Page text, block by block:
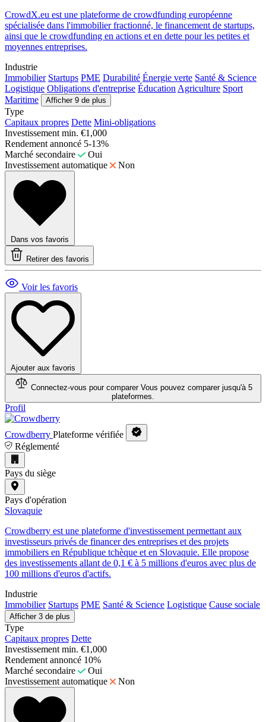
CrowdX.eu est une plateforme de crowdfunding européenne
spécialisée dans l'immobilier fractionné, le financement de startups,
ainsi que le crowdfunding en actions et en dette pour les petites et
moyennes entreprises.
Industrie
Immobilier Startups PME Durabilité Énergie verte Santé & Science
Logistique Obligations d'entreprise Éducation Agriculture Sport
Maritime
Afficher 9 de plus
Type
Capitaux propres Dette Mini-obligations
Investissement min. €1,000
Rendement annoncé 5-13%
Marché secondaire
Oui
Investissement automatique
Non
Dans vos favoris
Retirer des favoris
Voir les favoris
Ajouter aux favoris
Connectez-vous pour comparer Vous pouvez comparer jusqu'à 5
plateformes.
Profil
Crowdberry Plateforme vérifiée
Réglementé
Pays du siège
Pays d'opération
Slovaquie
Crowdberry est une plateforme d'investissement permettant aux
investisseurs privés de financer des entreprises et des projets
immobiliers en République tchèque et en Slovaquie. Elle propose
des investissements allant de 0,1 € à 5 millions d'euros avec plus de
100 millions d'euros d'actifs.
Industrie
Immobilier Startups PME Santé & Science Logistique Cause sociale
Afficher 3 de plus
Type
Capitaux propres Dette
Investissement min. €1,000
Rendement annoncé 10%
Marché secondaire
Oui
Investissement automatique
Non